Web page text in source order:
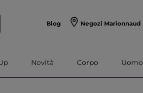
Blog Negozi Marionnaud
Novità Corpo Uomo